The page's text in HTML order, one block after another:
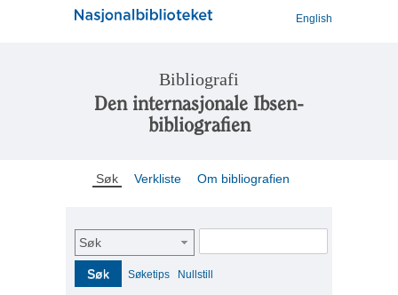
English
Bibliografi
Den internasjonale Ibsen-
bibliografien
Søk Verkliste Om bibliografien
Søk
Søk Søketips Nullstill